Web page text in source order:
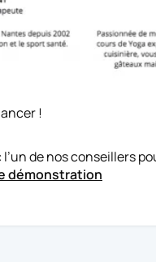
!
de nos conseillers
démonstration